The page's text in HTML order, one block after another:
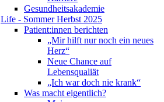
Gesundheitsakademie
Life - Sommer Herbst 2025
Patient:innen berichten
„Mir hilft nur noch ein neues
Herz“
Neue Chance auf
Lebensqualiät
„Ich war doch nie krank“
Was macht eigentlich?